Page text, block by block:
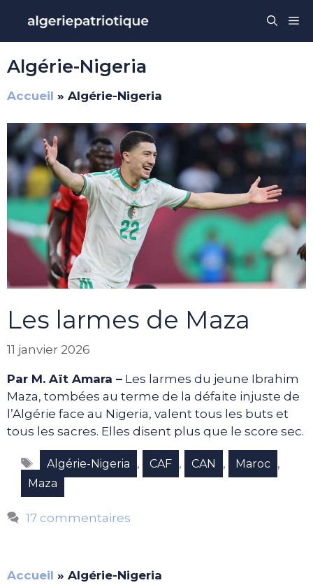
contenu
Algérie-Nigeria
Accueil » Algérie-Nigeria
Les larmes de Maza
11 janvier 2026
Par M. Aït Amara – Les larmes du jeune Ibrahim
Maza, tombées au terme de la défaite injuste de
l’Algérie face au Nigeria, valent tous les buts et
tous les sacres. Elles disent plus que le score sec.
Étiquettes
Algérie-Nigeria , CAF , CAN , Maroc ,
Maza
17 commentaires
Accueil » Algérie-Nigeria